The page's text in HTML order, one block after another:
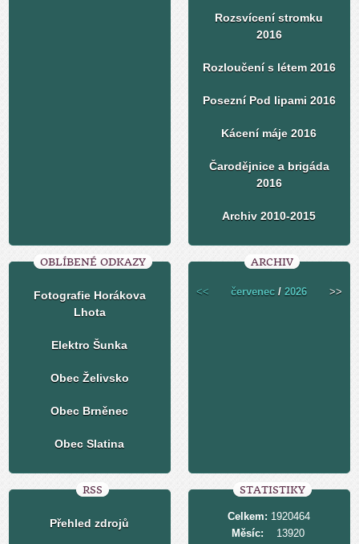
Rozsvícení stromku
2016
Rozloučení s létem 2016
Posezní Pod lipami 2016
Kácení máje 2016
Čarodějnice a brigáda
2016
Archiv 2010-2015
OBLÍBENÉ ODKAZY
Fotografie Horákova
Lhota
Elektro Šunka
Obec Želivsko
Obec Brněnec
Obec Slatina
ARCHIV
<< červenec /2026 >>
RSS
Přehled zdrojů
STATISTIKY
Celkem: 1920464
Měsíc:
13920